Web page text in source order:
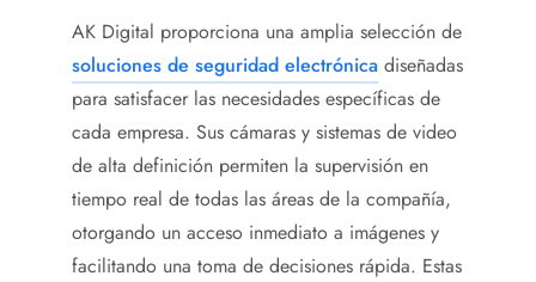
AK Digital proporciona una amplia selección de
soluciones de seguridad electrónica diseñadas
para satisfacer las necesidades específicas de
cada empresa. Sus cámaras y sistemas de video
de alta definición permiten la supervisión en
tiempo real de todas las áreas de la compañía,
otorgando un acceso inmediato a imágenes y
facilitando una toma de decisiones rápida. Estas